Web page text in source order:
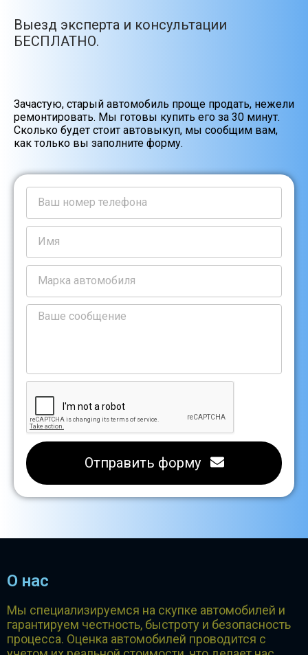
Выезд эксперта и консультации
БЕСПЛАТНО.
Зачастую, старый автомобиль проще продать, нежели
ремонтировать. Мы готовы купить его за 30 минут.
Сколько будет стоит автовыкуп, мы сообщим вам,
как только вы заполните форму.
Отправить форму
О нас
Мы специализируемся на скупке автомобилей и
гарантируем честность, быстроту и безопасность
процесса. Оценка автомобилей проводится с